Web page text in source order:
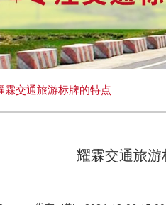
霖交通旅游标牌的特点
耀霖交通旅游